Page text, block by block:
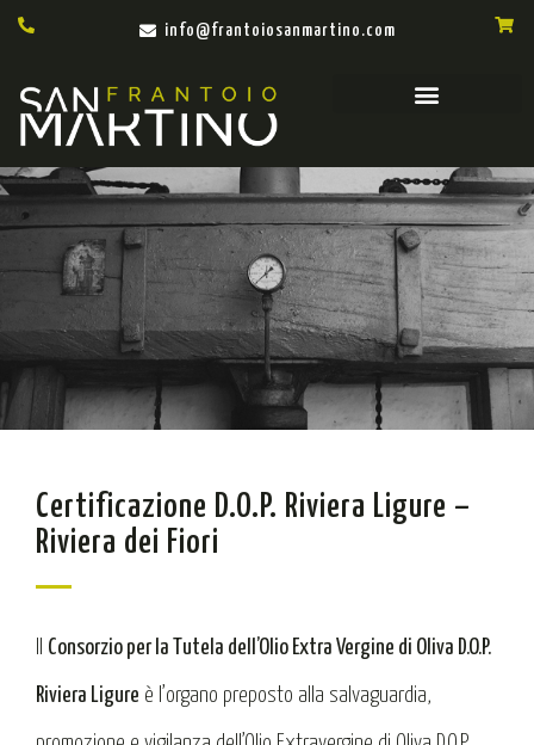
info@frantoiosanmartino.com
Certificazione D.O.P. Riviera Ligure –
Riviera dei Fiori
Consorzio per la Tutela dell’Olio Extra Vergine di Oliva D.O.P.
Riviera Ligure è l’organo preposto alla salvaguardia,